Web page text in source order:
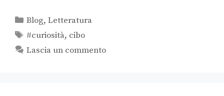
Blog,Letteratura
#curiosità, cibo
Lascia un commento